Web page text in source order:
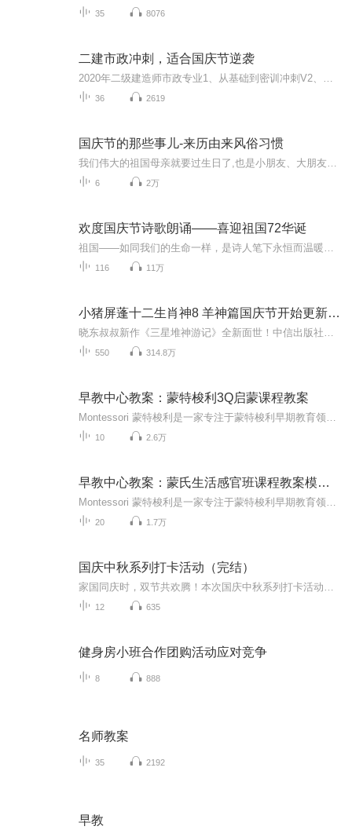
35 8076
二建市政冲刺，适合国庆节逆袭
36 2619
国庆节的那些事儿-来历由来风俗习惯
6 2万
欢度国庆节诗歌朗诵——喜迎祖国72华诞
116 11万
小猪屏蓬十二生肖神8 羊神篇国庆节开始更新啦！
550 314.8万
早教中心教案：蒙特梭利3Q启蒙课程教案
10 2.6万
早教中心教案：蒙氏生活感官班课程教案模板范文
20 1.7万
国庆中秋系列打卡活动（完结）
12 635
健身房小班合作团购活动应对竞争
8 888
名师教案
35 2192
早教